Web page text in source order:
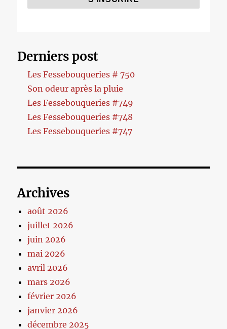
Derniers post
Les Fessebouqueries # 750
Son odeur après la pluie
Les Fessebouqueries #749
Les Fessebouqueries #748
Les Fessebouqueries #747
Archives
août 2026
juillet 2026
juin 2026
mai 2026
avril 2026
mars 2026
février 2026
janvier 2026
décembre 2025